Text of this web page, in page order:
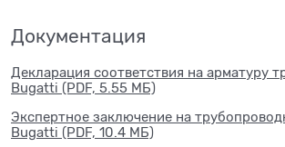
Документация
Декларация соответствия на арматуру
Bugatti (PDF, 5.55 МБ)
Экспертное заключение на
Bugatti (PDF, 10.4 МБ)